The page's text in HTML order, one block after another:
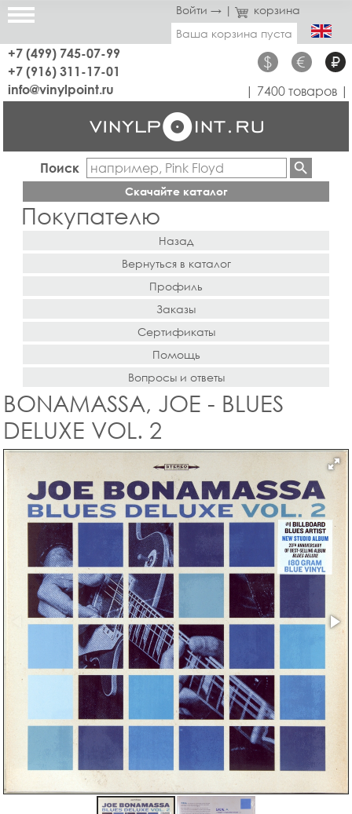
Войти → |
корзина
Ваша корзина пуста
+7 (499) 745-07-99
+7 (916) 311-17-01
$ € ₽
info@vinylpoint.ru | 7400 товаров |
Поиск
Скачайте каталог
Покупателю
Назад
Вернуться в каталог
Профиль
Заказы
Сертификаты
Помощь
Вопросы и ответы
BONAMASSA, JOE - BLUES
DELUXE VOL. 2